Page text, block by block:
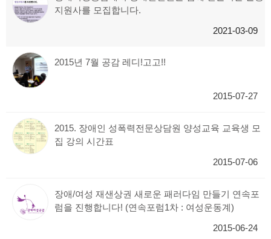
지원사를 모집합니다.
2021-03-09
2015년 7월 공감 레디!고고!!
2015-07-27
2015. 장애인 성폭력전문상담원 양성교육 교육생 모
집 강의 시간표
2015-07-06
장애/여성 재샌상권 새로운 패러다임 만들기 연속포
럼을 진행합니다! (연속포럼1차 : 여성운동계)
2015-06-24